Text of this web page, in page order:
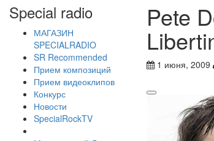
Special radio
МАГАЗИН
SPECIALRADIO
SR Recommended
Прием композиций
Прием видеоклипов
Конкурс
Новости
SpecialRockTV
Pete
1 июня, 2009